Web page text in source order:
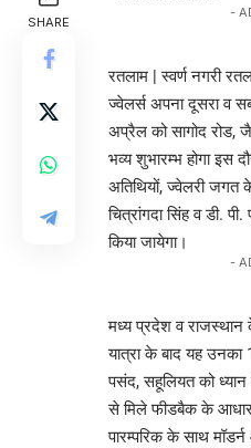
SHARE
-
रतलाम | स्वर्ण नगरी
ज्वेलर्स अपना दूसरा व
अप्रैल को सागोद रोड,
भव्य शुभारम्भ होगा इस
अतिथियों, ज्वेलरी जगत
चित्रांगदा सिंह व डी.
किया जायेगा।
-
मध्य प्रदेश व
यात्रा के बाद यह
पसंद, सहूलियत को
से मिले फीडबैक के आधार
पारम्परिक के साथ